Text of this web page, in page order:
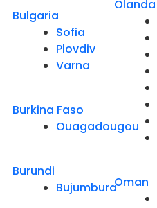
Bulgaria
Sofia
Plovdiv
Varna
Burkina Faso
Ouagadougou
Burundi
Bujumbura
Olanda
Oman